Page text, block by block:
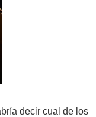
decir cual de los